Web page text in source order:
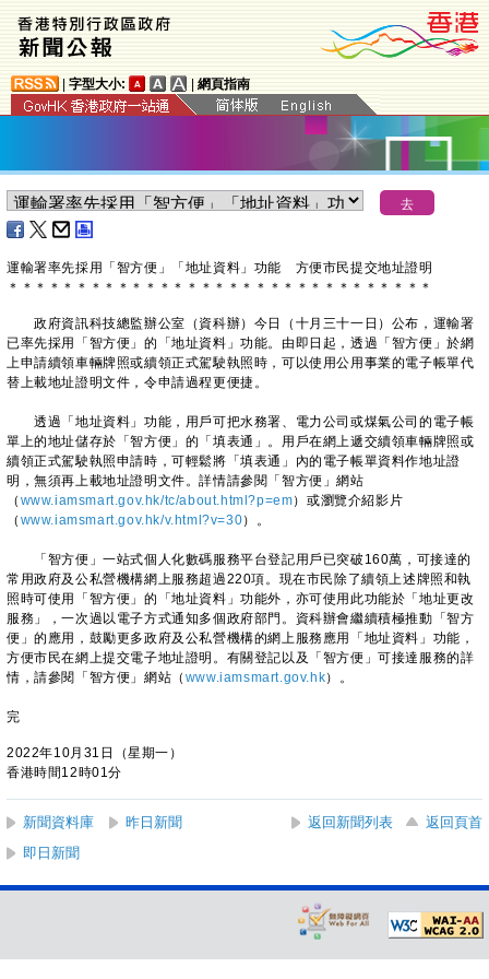
字型大小: 網頁指南
運輸署率先採用「智方便」「地址資料」功能 方便市民提交地址證明
＊ ＊ ＊ ＊ ＊ ＊ ＊ ＊ ＊ ＊ ＊ ＊ ＊ ＊ ＊ ＊ ＊ ＊ ＊ ＊ ＊ ＊ ＊ ＊ ＊ ＊ ＊ ＊ ＊ ＊ ＊
政府資訊科技總監辦公室（資科辦）今日（十月三十一日）公布，運輸署
已率先採用「智方便」的「地址資料」功能。由即日起，透過「智方便」於網
上申請續領車輛牌照或續領正式駕駛執照時，可以使用公用事業的電子帳單代
替上載地址證明文件，令申請過程更便捷。
透過「地址資料」功能，用戶可把水務署、電力公司或煤氣公司的電子帳
單上的地址儲存於「智方便」的「填表通」。用戶在網上遞交續領車輛牌照或
續領正式駕駛執照申請時，可輕鬆將「填表通」內的電子帳單資料作地址證
明，無須再上載地址證明文件。詳情請參閱「智方便」網站
（ www.iamsmart.gov.hk/tc/about.html?p=em）或瀏覽介紹影片
（ www.iamsmart.gov.hk/v.html?v=30）。
「智方便」一站式個人化數碼服務平台登記用戶已突破160萬，可接達的
常用政府及公私營機構網上服務超過220項。現在市民除了續領上述牌照和執
照時可使用「智方便」的「地址資料」功能外，亦可使用此功能於「地址更改
服務」，一次過以電子方式通知多個政府部門。資科辦會繼續積極推動「智方
便」的應用，鼓勵更多政府及公私營機構的網上服務應用「地址資料」功能，
方便市民在網上提交電子地址證明。有關登記以及「智方便」可接達服務的詳
情，請參閱「智方便」網站（ www.iamsmart.gov.hk）。
完
2022年10月31日（星期一）
香港時間12時01分
新聞資料庫 昨日新聞 返回新聞列表
返回頁首
即日新聞